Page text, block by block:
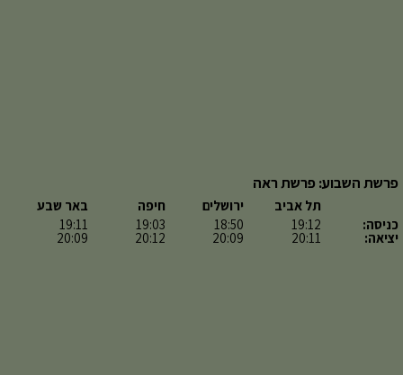
פרשת השבוע: פרשת ראה
כניסה:
יציאה:
תל אביב
19:12
20:11
ירושלים
18:50
20:09
חיפה
19:03
20:12
באר שבע
19:11
20:09